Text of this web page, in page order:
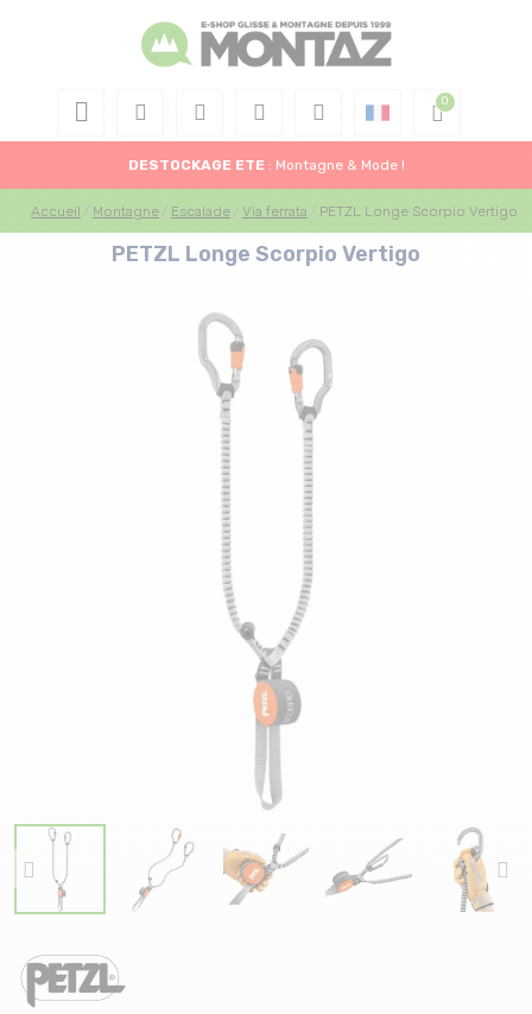
DESTOCKAGE ETE : Montagne & Mode !
Accueil Montagne Escalade Via ferrata PETZL Longe Scorpio Vertigo
PETZL Longe Scorpio Vertigo